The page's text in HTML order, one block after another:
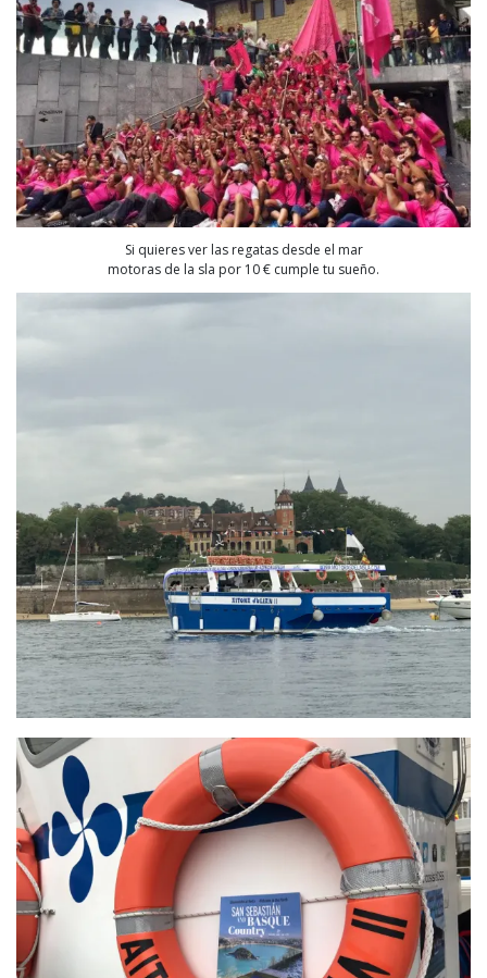
Si quieres ver las regatas desde el mar
motoras de la sla por 10 € cumple tu sueño.